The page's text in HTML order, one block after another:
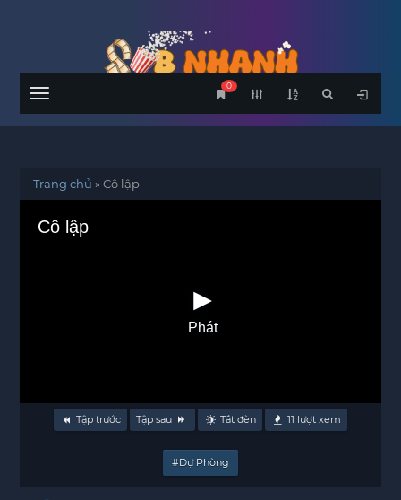
Menu
0
Trang chủ »Cô lập
Cô lập
Phát
Tập trước Tập sau Tắt đèn 11 lượt xem
#Dự Phòng